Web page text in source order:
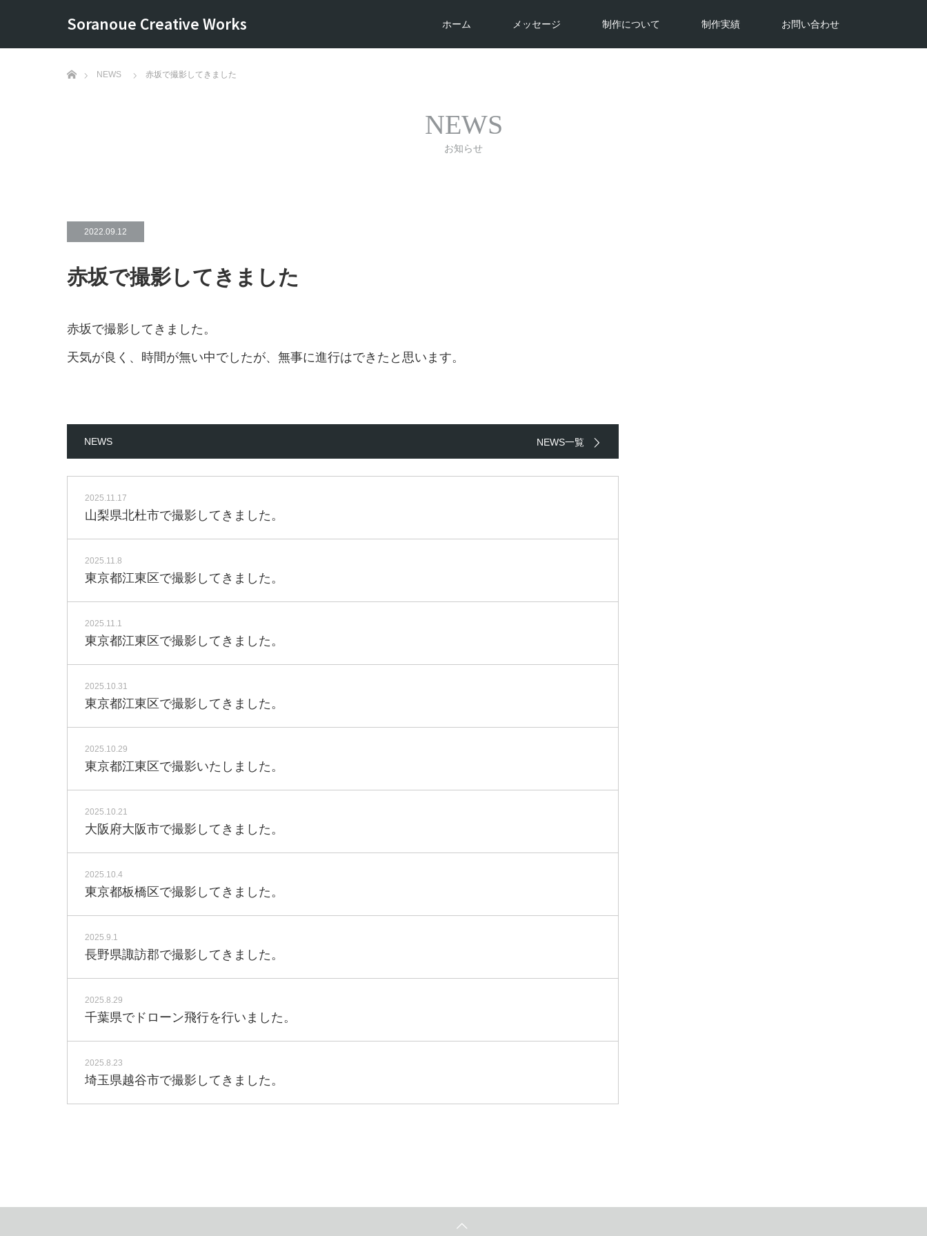
Soranoue Creative Works ホーム メッセージ 制作について 制作実績 お問い合わせ
NEWS 赤坂で撮影してきました
NEWS
お知らせ
2022.09.12
赤坂で撮影してきました
赤坂で撮影してきました。
天気が良く、時間が無い中でしたが、無事に進行はできたと思います。
NEWS NEWS一覧
2025.11.17
山梨県北杜市で撮影してきました。
2025.11.8
東京都江東区で撮影してきました。
2025.11.1
東京都江東区で撮影してきました。
2025.10.31
東京都江東区で撮影してきました。
2025.10.29
東京都江東区で撮影いたしました。
2025.10.21
大阪府大阪市で撮影してきました。
2025.10.4
東京都板橋区で撮影してきました。
2025.9.1
長野県諏訪郡で撮影してきました。
2025.8.29
千葉県でドローン飛行を行いました。
2025.8.23
埼玉県越谷市で撮影してきました。